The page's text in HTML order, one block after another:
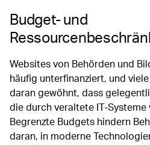
Budget- und
Websites von Behörden und
häufig unterfinanziert, und
daran gewöhnt, dass
die durch veraltete IT-Systeme
Begrenzte Budgets hindern
daran, in moderne